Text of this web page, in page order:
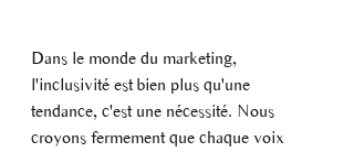
Dans le monde du marketing,
l'inclusivité est bien plus qu'une
tendance, c'est une nécessité. Nous
croyons fermement que chaque voix